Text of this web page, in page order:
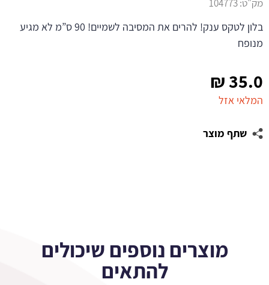
35.0
₪
המלאי אזל
שתף מוצר
מק"ט:104773
בלון לטקס ענק! להרים את המסיבה לשמיים! 90 ס”מ לא מגיע
מנופח
מוצרים נוספים שיכולים
להתאים